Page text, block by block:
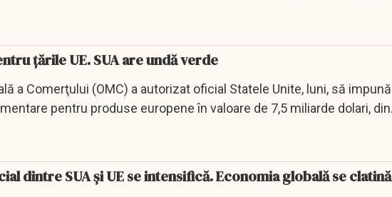
țările UE. SUA are undă verde
a Comerţului (OMC) a autorizat oficial Statele Unite, luni, să impună
pentru produse europene în valoare de 7,5 miliarde dolari, din
dintre SUA și UE se intensifică. Economia globală se clatină